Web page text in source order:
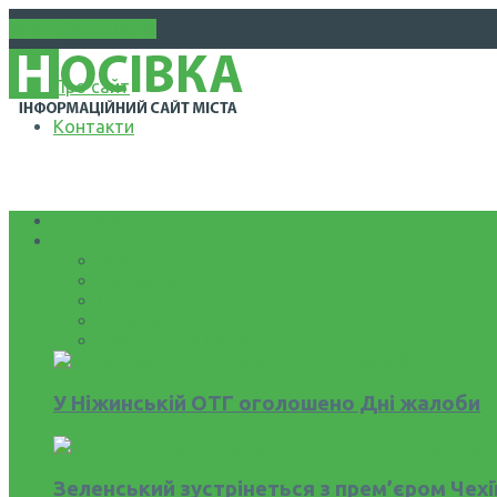
Про сайт
Контакти
У Ніжинській ОТГ оголошено Дні жалоби
Зеленський зустрінеться з прем’єром